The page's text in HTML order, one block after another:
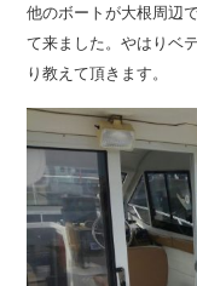
他のボートが大根周辺
て来ました。やはりベ
り教えて頂きます。